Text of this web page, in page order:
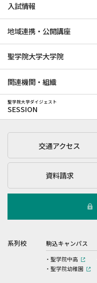
入試情報
地域連携・公開講座
聖学院大学大学院
関連機関・組織
聖学院大学ダイジェスト
SESSION
交通アクセス
資料請求
系列校 駒込キャンパス
聖学院中高
聖学院幼稚園